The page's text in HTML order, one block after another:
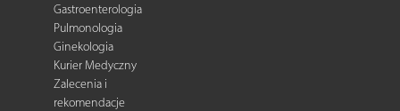
Gastroenterologia
Pulmonologia
Ginekologia
Kurier Medyczny
Zalecenia i
rekomendacje